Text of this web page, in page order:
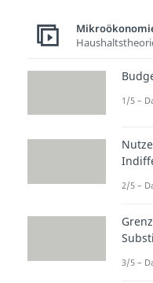
1/5 –
2/5 –
3/5 –